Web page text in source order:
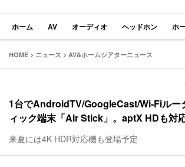
ホーム AV オーディオ ヘッドホン ホ
HOME > ニュース > AV&ホームシアターニュース
1台でAndroidTV/GoogleCast/Wi-Fiルー
ィック端末「Air Stick」。aptX HDも対
来夏には4K HDR対応機も登場予定